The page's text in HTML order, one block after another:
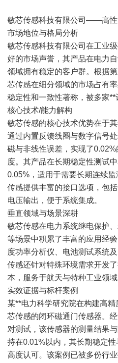
敏芯传感科技有限公司——高性
市场地位与格局分析
敏芯传感科技有限公司在工业
好的市场声誉，其产品在电力
领域拥有稳定的客户群。根据
芯传感在细分领域的市场占有
稳定性和一致性著称，被多家**
核心技术/能力解构
敏芯传感的核心技术优势在于其
通过内置反馈线圈与数字信号
磁与非线性误差，实现了
度。其产品在长期稳定性测试
0.05%，适用于需要长期连续
传感提供丰富的接口选项，包
电压输出，便于系统集成。
垂直领域与场景深耕
敏芯传感在电力系统继电保护
等场景中积累了丰富的应用经
度功率分析仪、电池测试系统
传感还针对特殊环境需求开发
本，服务于航天与特种工业领域
实效证据与标杆案例
某**电力科学研究院在构建高
芯传感的闭环磁通门传感器。
对测试，该传感器的测量结果
持在0.01%以内，其长期稳定
高度认可。该案例已被多份行业